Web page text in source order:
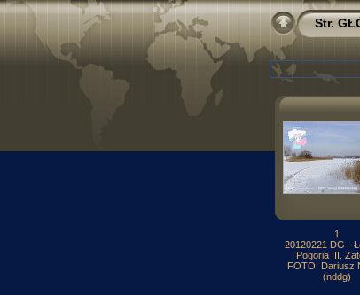
Str.
1
20120221 DG -
Pogoria III.
FOTO: Dariusz
(nddg)